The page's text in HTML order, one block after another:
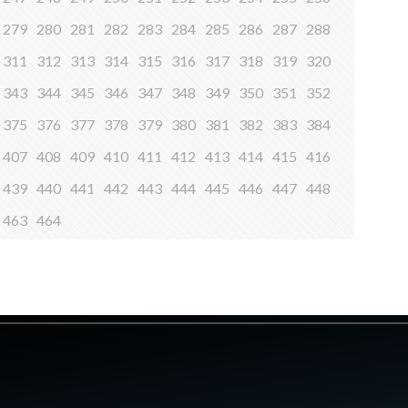
279 280 281 282 283 284 285 286 287 288
311
312 313 314 315 316 317 318 319 320
343 344 345 346 347 348 349 350 351
352
375
376 377 378 379 380 381 382 383 384
407 408 409 410 411 412 413 414 415 416
439 440 441 442 443 444 445 446 447 448
463 464